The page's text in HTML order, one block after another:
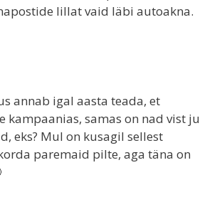
lillat vaid läbi autoakna.
annab igal aasta teada, et
kampaanias, samas on nad vist ju
eks? Mul on kusagil sellest
paremaid pilte, aga täna on